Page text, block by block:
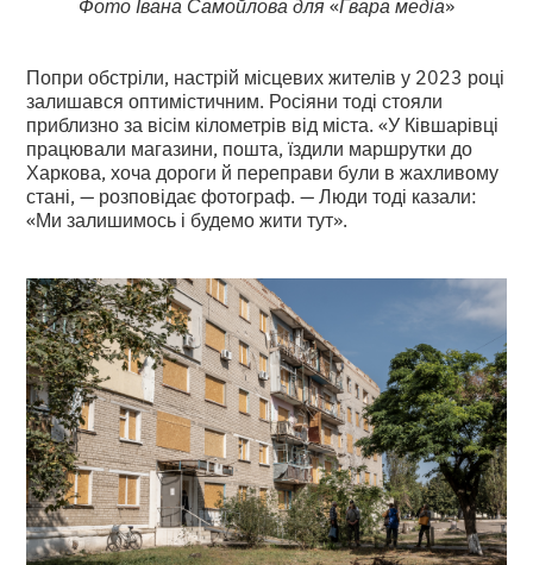
Попри обстріли, настрій місцевих жителів у 2023 році
залишався оптимістичним. Росіяни тоді стояли
приблизно за вісім кілометрів від міста. «У Ківшарівці
працювали магазини, пошта, їздили маршрутки до
Харкова, хоча дороги й переправи були в жахливому
стані, — розповідає фотограф. — Люди тоді казали:
«Ми залишимось і будемо жити тут».